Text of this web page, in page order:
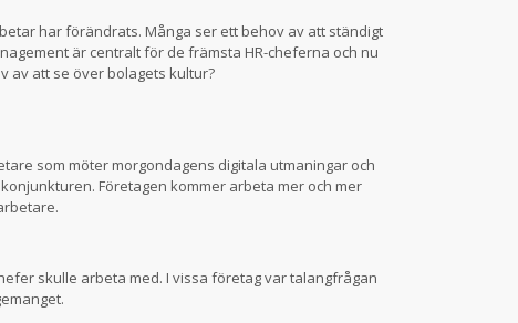
har förändrats. Många ser ett behov av att ständigt
är centralt för de främsta HR-cheferna och nu
av att se över bolagets kultur?
som möter morgondagens digitala utmaningar och
Företagen kommer arbeta mer och mer
skulle arbeta med. I vissa företag var talangfrågan